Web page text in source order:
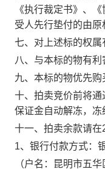
《执行裁定书》、
受人先行垫付的由
七、对上述标的权
八、与本标的物有
九、本标的物优先
十、拍卖竞价前将
保证金自动解冻，
十一、拍卖余款请在
1、银行付款方式：
（户名：
昆明市五